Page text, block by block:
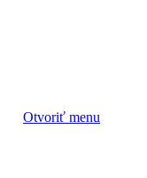
Otvoriť menu